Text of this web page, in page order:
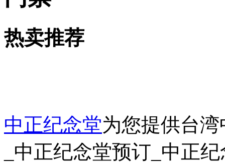
热卖推荐
中正纪念堂为您提供台
_中正纪念堂预订_中正